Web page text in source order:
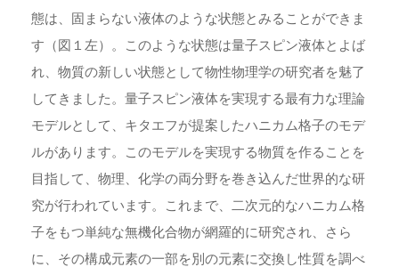
態は、固まらない液体のような状態とみることができま
す（図１左）。このような状態は量子スピン液体とよば
れ、物質の新しい状態として物性物理学の研究者を魅了
してきました。量子スピン液体を実現する最有力な理論
モデルとして、キタエフが提案したハニカム格子のモデ
ルがあります。このモデルを実現する物質を作ることを
目指して、物理、化学の両分野を巻き込んだ世界的な研
究が行われています。これまで、二次元的なハニカム格
子をもつ単純な無機化合物が網羅的に研究され、さら
に、その構成元素の一部を別の元素に交換し性質を調べ